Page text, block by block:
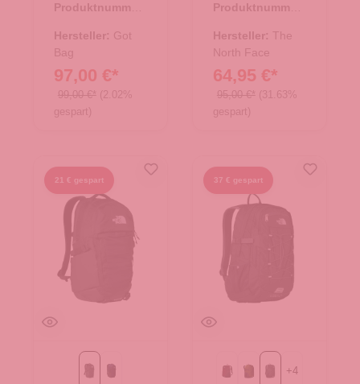
Produktnummer:
Hersteller: Got
Bag
97,00 €*
99,00 €* (2.02%
gespart)
Produktnummer:
Hersteller: The
North Face
64,95 €*
95,00 €* (31.63%
gespart)
21 € gespart
TNF Black
TNF Blau
37 € gespart
BLACK-LALI GURAN
Forest Olive-TNF Black
TNF Black-Asphalt
+4